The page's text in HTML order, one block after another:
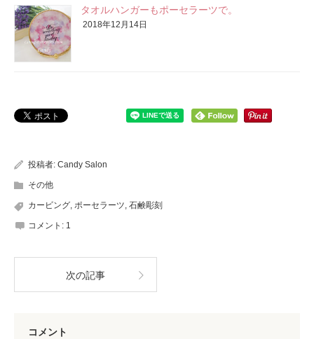
タオルハンガーもポーセラーツで。
2018年12月14日
投稿者: Candy Salon
その他
カービング, ポーセラーツ, 石鹸彫刻
コメント: 1
次の記事
コメント